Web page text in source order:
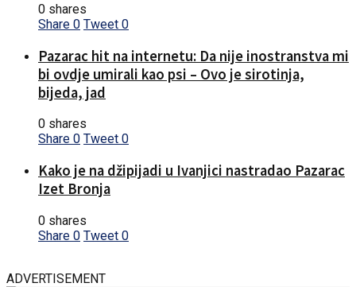
0 shares
Share 0 Tweet 0
Pazarac hit na internetu: Da nije inostranstva mi
bi ovdje umirali kao psi – Ovo je sirotinja,
bijeda, jad
0 shares
Share 0 Tweet 0
Kako je na džipijadi u Ivanjici nastradao Pazarac
Izet Bronja
0 shares
Share 0 Tweet 0
ADVERTISEMENT